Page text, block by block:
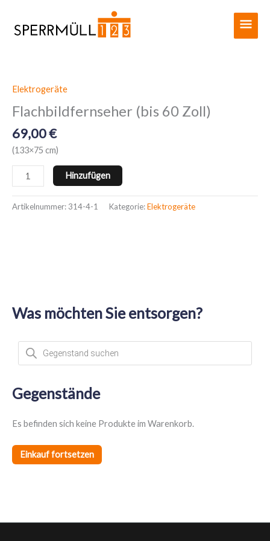
springen
Elektrogeräte
Flachbildfernseher (bis 60 Zoll)
69,00€
(133×75 cm)
Flachbildfernseher
(bis
60
Zoll)
Menge
Hinzufügen
Artikelnummer: 314-4-1 Kategorie:Elektrogeräte
Was möchten Sie entsorgen?
d
t
s
a
h
Gegenstände
Es befinden sich keine Produkte im Warenkorb.
Einkauf fortsetzen